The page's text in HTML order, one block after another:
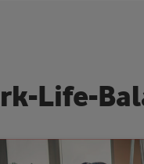
rk- Life- Bal